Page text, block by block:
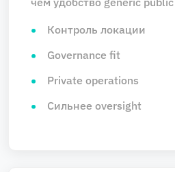
Контроль локации
Governance fit
Private operations
Сильнее oversight